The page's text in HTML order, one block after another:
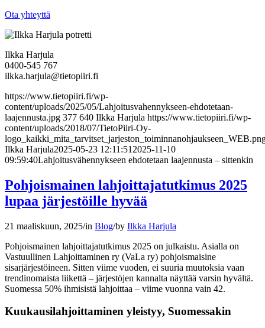
Ota yhteyttä
Ilkka Harjula
0400-545 767
ilkka.harjula@tietopiiri.fi
https://www.tietopiiri.fi/wp-
content/uploads/2025/05/Lahjoitusvahennykseen-ehdotetaan-
laajennusta.jpg 377 640 Ilkka Harjula https://www.tietopiiri.fi/wp-
content/uploads/2018/07/TietoPiiri-Oy-
Ilkka Harjula2025-05-23 12:11:51 2025-11-10
09:59:40Lahjoitusvähennykseen ehdotetaan laajennusta – sittenkin
Pohjoismainen lahjoittajatutkimus 2025
lupaa järjestöille hyvää
21 maaliskuun, 2025/in Blog/by Ilkka Harjula
Pohjoismainen lahjoittajatutkimus 2025 on julkaistu. Asialla on
Vastuullinen Lahjoittaminen ry (VaLa ry) pohjoismaisine
sisarjärjestöineen. Sitten viime vuoden, ei suuria muutoksia vaan
trendinomaista liikettä – järjestöjen kannalta näyttää varsin hyvältä.
Suomessa 50% ihmisistä lahjoittaa – viime vuonna vain 42.
Kuukausilahjoittaminen yleistyy, Suomessakin